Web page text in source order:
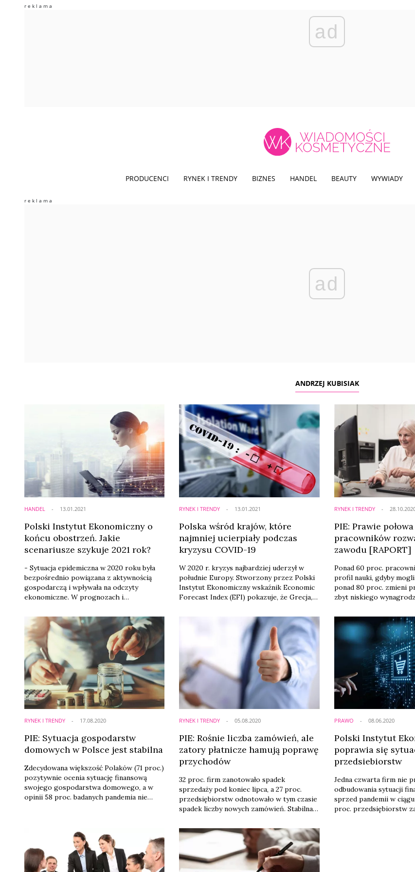
ad
PRODUCENCI RYNEK I TRENDY BIZNES HANDEL BEAUTY WYWIADY
ad
ANDRZEJ KUBISIAK
HANDEL
Polski Instytut Ekonomiczny o
końcu obostrzeń. Jakie
scenariusze szykuje 2021 rok?
- Sytuacja epidemiczna w 2020 roku była
bezpośrednio powiązana z aktywnością
gospodarczą i wpływała na odczyty
ekonomiczne. W prognozach i
odgrywa dalszy rozwój pandemii. Według
nas sytuacja może się rozwinąć w trzech
możliwych kierunkach - uważa Andrzej
Kubisiak, zastępca dyrektora PIE.
13.01.2021 RYNEK I TRENDY
Polska wśród krajów, które
najmniej ucierpiały podczas
kryzysu COVID-19
W 2020 r. kryzys najbardziej uderzył w
południe Europy. Stworzony przez Polski
Instytut Ekonomiczny wskaźnik Economic
Forecast Index (EFI) pokazuje, że Grecja,
ucierpiały gospodarczo wśród krajów UE.
Z kolei Polska, Litwa, Luksemburg i
Holandia są wśród tych, które relatywnie
13.01.2021 RYNEK I TRENDY
PIE: Prawie
pracowników
zawodu [RAPORT]
Ponad 60 proc.
profil nauki, gdyby mogli
ponad 80 proc. zmieni
zbyt niskiego
Ekonomicznego „Od
Co o kulturze
miejsc pracy sądzą
w Polsce?”
RYNEK I TRENDY
PIE: Sytuacja gospodarstw
domowych w Polsce jest stabilna
Zdecydowana większość Polaków (71 proc.)
pozytywnie ocenia sytuację finansową
swojego gospodarstwa domowego, a w
opinii 58 proc. badanych pandemia nie
Polskiego Funduszu Rozwoju i Polskiego
Instytutu Ekonomicznego.
17.08.2020 RYNEK I TRENDY
PIE: Rośnie liczba zamówień, ale
zatory płatnicze hamują poprawę
przychodów
32 proc. firm zanotowało spadek
sprzedaży pod koniec lipca, a 27 proc.
przedsiębiorstw odnotowało w tym czasie
spadek liczby nowych zamówień. Stabilna
proc. firm zamierza utrzymać
dotychczasowe zatrudnienie, a 83 proc.
planuje utrzymanie dotychczasowych
wynagrodzeń przy 5 proc. firm
planujących podwyższenie płac - informuje
05.08.2020 PRAWO
Polski Instytut
poprawia się
przedsiebiorstw
Jedna czwarta firm nie
odbudowania sytuacji
sprzed pandemii w
proc. przedsiębiorstw
08.06.2020